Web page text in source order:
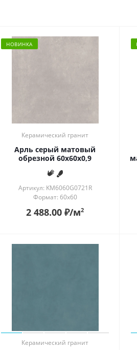
НОВИНКА
Керамический гранит
Арль серый матовый
обрезной 60x60x0,9
Артикул: KM6060G0721R
Формат: 60x60
2 488.00 ₽/м2
Керамический гранит